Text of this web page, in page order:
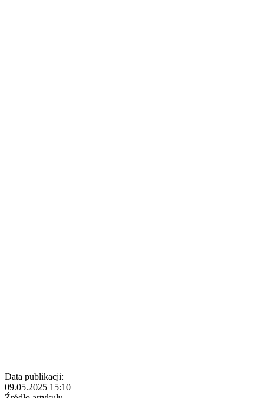
Data publikacji:
09.05.2025 15:10